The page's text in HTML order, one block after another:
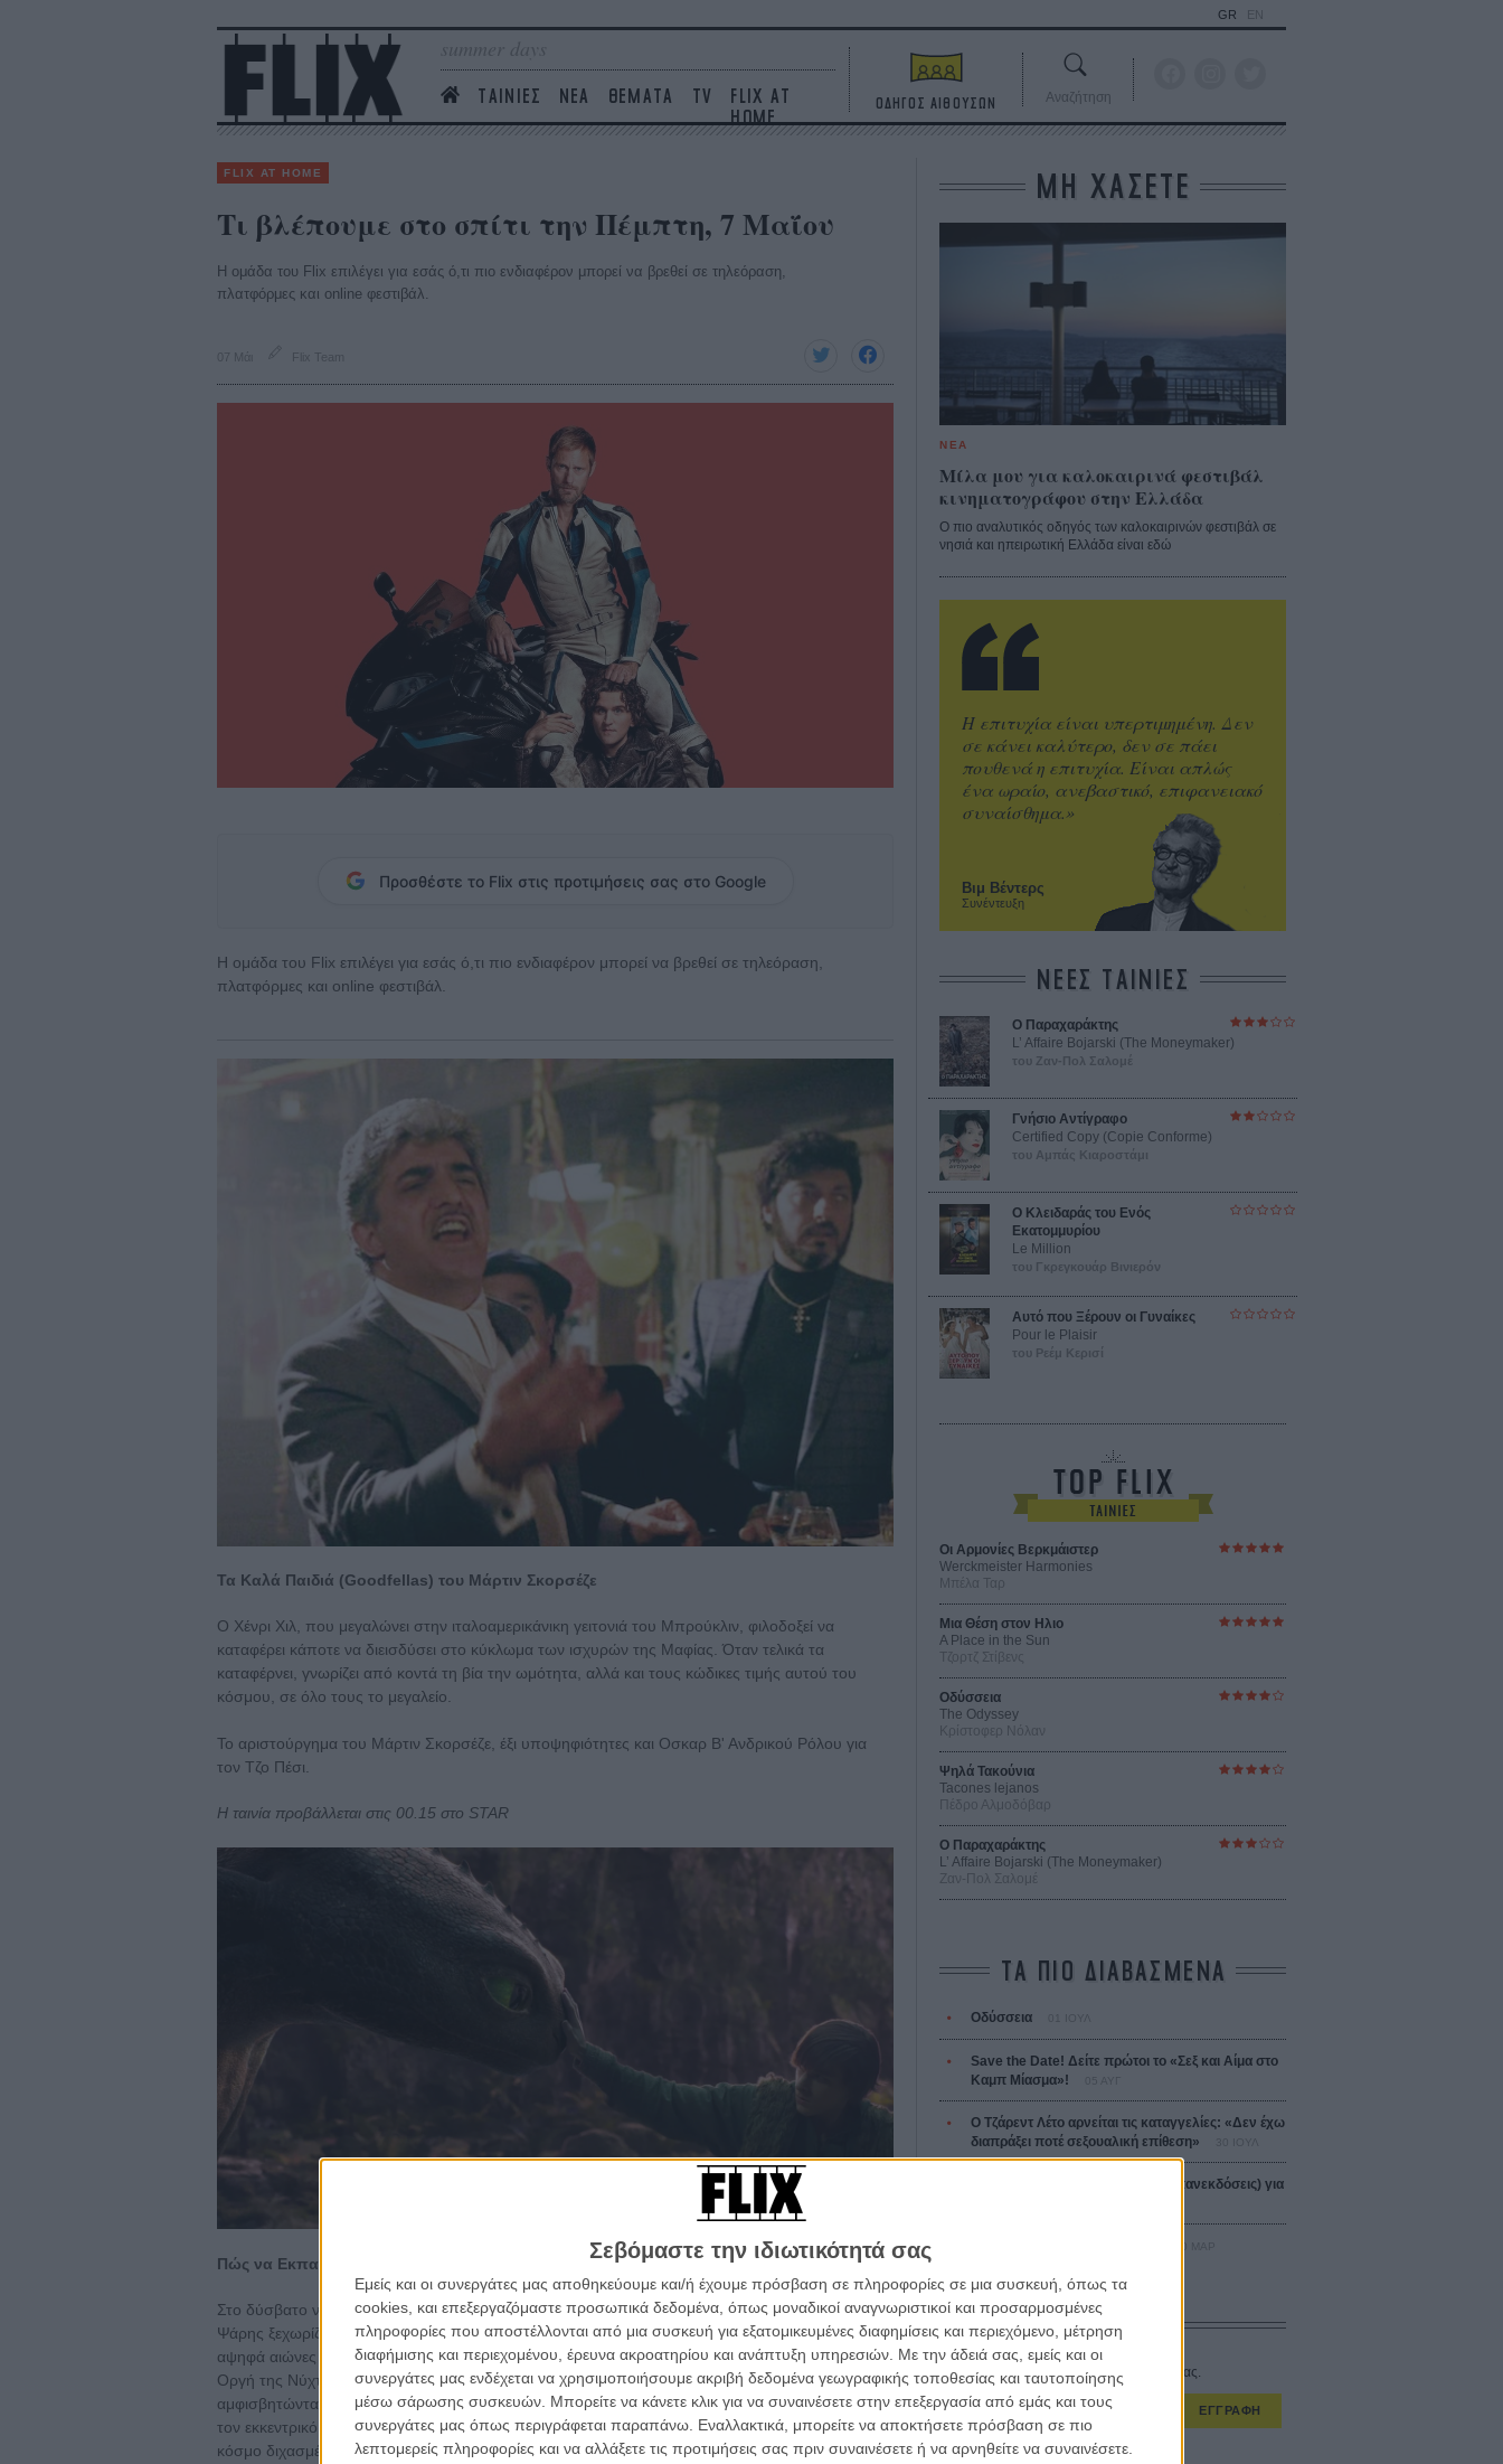
Σεβόμαστε την ιδιωτικότητά σας
Εμείς και οι συνεργάτες μας αποθηκεύουμε και/ή έχουμε πρόσβαση σε πληροφορίες σε μια συσκευή, όπως τα
cookies, και επεξεργαζόμαστε προσωπικά δεδομένα, όπως μοναδικοί αναγνωριστικοί και προσαρμοσμένες
πληροφορίες που αποστέλλονται από μια συσκευή για εξατομικευμένες διαφημίσεις και περιεχόμενο, μέτρηση
διαφήμισης και περιεχομένου, έρευνα ακροατηρίου και ανάπτυξη υπηρεσιών. Με την άδειά σας, εμείς και οι
συνεργάτες μας ενδέχεται να χρησιμοποιήσουμε ακριβή δεδομένα γεωγραφικής τοποθεσίας και ταυτοποίησης
μέσω σάρωσης συσκευών. Μπορείτε να κάνετε κλικ για να συναινέσετε στην επεξεργασία από εμάς και τους
συνεργάτες μας όπως περιγράφεται παραπάνω. Εναλλακτικά, μπορείτε να αποκτήσετε πρόσβαση σε πιο
λεπτομερείς πληροφορίες και να αλλάξετε τις προτιμήσεις σας πριν συναινέσετε ή να αρνηθείτε να συναινέσετε.
summer days
ΤΑΙΝΙΕΣ ΝΕΑ ΘΕΜΑΤΑ TV
FLIX AT
HOME
GR EN
ΟΔΗΓΟΣ ΑΙΘΟΥΣΩΝ Αναζήτηση
FLIX AT HOME
Τι βλέπουμε στο σπίτι την Πέμπτη, 7 Μαΐου
Η ομάδα του Flix επιλέγει για εσάς ό,τι πιο ενδιαφέρον μπορεί να βρεθεί σε τηλεόραση,
πλατφόρμες και online φεστιβάλ.
07 Μάι Flix Team
Προσθέστε το Flix στις προτιμήσεις σας στο Google
Η ομάδα του Flix επιλέγει για εσάς ό,τι πιο ενδιαφέρον μπορεί να βρεθεί σε τηλεόραση,
πλατφόρμες και online φεστιβάλ.
Τα Καλά Παιδιά (Goodfellas) του Μάρτιν Σκορσέζε
Ο Χένρι Χιλ, που μεγαλώνει στην ιταλοαμερικάνικη γειτονιά του Μπρούκλιν, φιλοδοξεί να
καταφέρει κάποτε να διεισδύσει στο κύκλωμα των ισχυρών της Μαφίας. Όταν τελικά τα
καταφέρνει, γνωρίζει από κοντά τη βία την ωμότητα, αλλά και τους κώδικες τιμής αυτού του
κόσμου, σε όλο τους το μεγαλείο.
Το αριστούργημα του Μάρτιν Σκορσέζε, έξι υποψηφιότητες και Οσκαρ Β' Ανδρικού Ρόλου για
τον Τζο Πέσι.
Η ταινία προβάλλεται στις 00.15 στο STAR
Πώς να Εκπαιδεύσετε τον Δράκο σας (How to Train Your Dragon) του Ντιν ΝτεΜπλουά
Στο δύσβατο νησί του Μπερκ, όπου οι Βίκινγκ και οι δράκοι ήταν άσπονδοι εχθροί για γενιές, ο
Ψάρης ξεχωρίζει. Ο ευρηματικός αλλά παραμελημένος γιος του αρχηγού Στωικού του Μεγάλου,
αψηφά αιώνες παράδοσης όταν γίνεται φίλος με τον Φαφούτη, έναν φοβερό δράκο του είδους
Οργή της Νύχτας. Ο απίθανος δεσμός τους αποκαλύπτει την αληθινή φύση των δράκων,
αμφισβητώντας τα θεμέλια της κοινωνίας των Βίκινγκ. Με τη δυναμική και φιλόδοξη Αστριντ και
τον εκκεντρικό σιδηρουργό του χωριού, Σκόρδο, στο πλευρό του, ο Ψάρης αντιμετωπίζει έναν
κόσμο διχασμένο από τον φόβο και τις παρανοήσεις. Καθώς μια αρχαία απειλή αναδύεται
ΜΗ ΧΑΣΕΤΕ
ΝΕΑ
Μίλα μου για καλοκαιρινά φεστιβάλ
κινηματογράφου στην Ελλάδα
Ο πιο αναλυτικός οδηγός των καλοκαιρινών φεστιβάλ σε
νησιά και ηπειρωτική Ελλάδα είναι εδώ
Βιμ Βέντερς
Συνέντευξη
Η επιτυχία είναι υπερτιμημένη. Δεν
σε κάνει καλύτερο, δεν σε πάει
πουθενά η επιτυχία. Είναι απλώς
ένα ωραίο, ανεβαστικό, επιφανειακό
συναίσθημα.»
ΝΕΕΣ ΤΑΙΝΙΕΣ
Ο Παραχαράκτης
L’ Affaire Bojarski (The Moneymaker)
του Ζαν-Πολ Σαλομέ
Γνήσιο Αντίγραφο
Certified Copy (Copie Conforme)
του Αμπάς Κιαροστάμι
Ο Κλειδαράς του Ενός
Εκατομμυρίου
Le Million
του Γκρεγκουάρ Βινιερόν
Αυτό που Ξέρουν οι Γυναίκες
Pour le Plaisir
του Ρεέμ Κερισί
Οι Αρμονίες Βερκμάιστερ
Werckmeister Harmonies
Μπέλα Ταρ
Μια Θέση στον Ηλιο
A Place in the Sun
Τζορτζ Στίβενς
Οδύσσεια
The Odyssey
Κρίστοφερ Νόλαν
Ψηλά Τακούνια
Tacones lejanos
Πέδρο Αλμοδόβαρ
Ο Παραχαράκτης
L’ Affaire Bojarski (The Moneymaker)
Ζαν-Πολ Σαλομέ
ΤΑ ΠΙΟ ΔΙΑΒΑΣΜΕΝΑ
Οδύσσεια
Save the Date! Δείτε πρώτοι το «Σεξ και Αίμα στο
Καμπ Μίασμα»!
Ο Τζάρεντ Λέτο αρνείται τις καταγγελίες: «Δεν έχω
διαπράξει ποτέ σεξουαλική επίθεση»
10 καυτές ταινίες (+ 5 δροσερές επανεκδόσεις) για
30 ΜΑΡ
CONNECT
Εγγράψου στο εβδομαδιαίο newsletter μας.
ΕΓΓΡΑΦΗ
Θέλω να λαμβάνω τα newsletter σας.